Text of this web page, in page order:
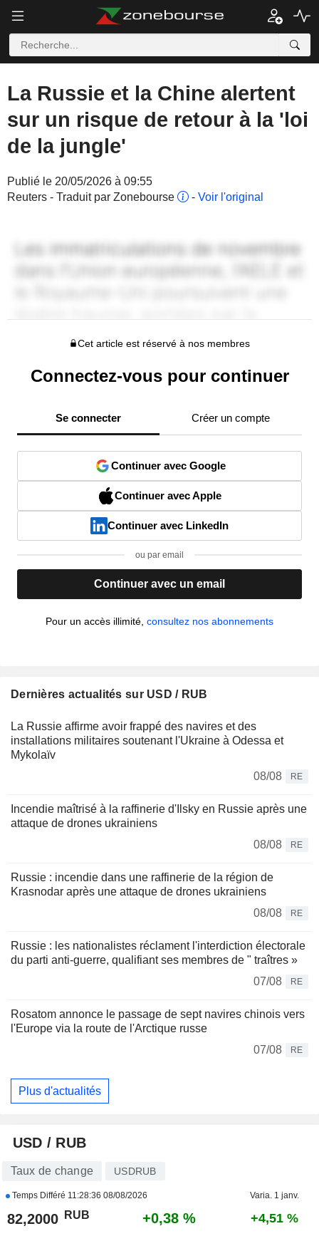
La Russie et la Chine alertent
sur un risque de retour à la 'loi
de la jungle'
Publié le 20/05/2026 à 09:55
Reuters - Traduit par Zonebourse
- Voir l'original
Cet article est réservé à nos membres
Connectez-vous pour continuer
Se connecter Créer un compte
Continuer avec Google
Continuer avec Apple
Continuer avec LinkedIn
ou par email
Continuer avec un email
Pour un accès illimité, consultez nos abonnements
Dernières actualités sur USD / RUB
La Russie affirme avoir frappé des navires et des
installations militaires soutenant l'Ukraine à Odessa et
Mykolaïv
08/08
RE
Incendie maîtrisé à la raffinerie d'Ilsky en Russie après une
attaque de drones ukrainiens
08/08
RE
Russie : incendie dans une raffinerie de la région de
Krasnodar après une attaque de drones ukrainiens
08/08
RE
Russie : les nationalistes réclament l'interdiction électorale
du parti anti-guerre, qualifiant ses membres de " traîtres »
07/08
RE
Rosatom annonce le passage de sept navires chinois vers
l'Europe via la route de l'Arctique russe
07/08
RE
Plus d'actualités
USD / RUB
Taux de change USDRUB
Temps Différé 11:28:36 08/08/2026 Varia. 1 janv.
82,2000 RUB +0,38 % +4,51 %